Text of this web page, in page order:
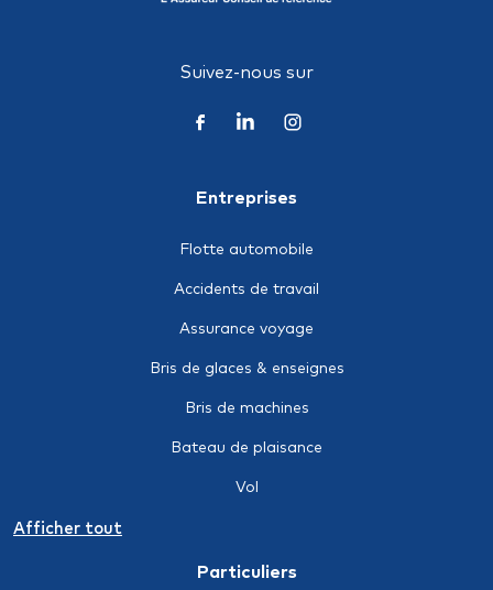
Suivez-nous sur
Entreprises
Flotte automobile
Accidents de travail
Assurance voyage
Bris de glaces & enseignes
Bris de machines
Bateau de plaisance
Vol
Individuelle accidents
Afficher tout
Particuliers